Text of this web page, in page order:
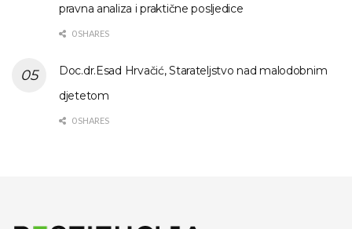
pravna analiza i praktične posljedice
0 SHARES
Doc.dr.Esad Hrvačić, Starateljstvo nad malodobnim
djetetom
0 SHARES